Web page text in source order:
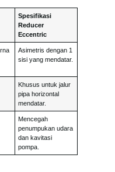
Spesifikasi
Reducer
Eccentric
Asimetris dengan 1
sisi yang mendatar.
Khusus untuk jalur
pipa horizontal
mendatar.
Mencegah
penumpukan udara
dan kavitasi
pompa.